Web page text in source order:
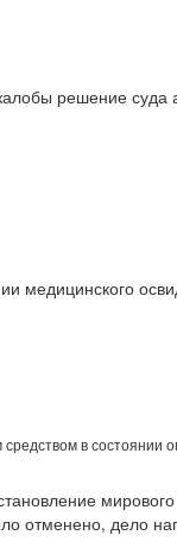
решение суда
медицинского
средством в
мирового
отменено, дело